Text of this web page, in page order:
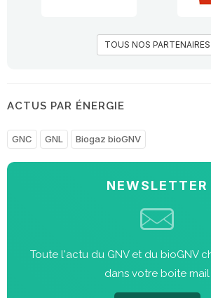
TOUS NOS PARTENAIRES
ACTUS PAR ÉNERGIE
GNC GNL Biogaz bioGNV
NEWSLETTER
Toute l'actu du GNV et du bioGNV
dans votre boite mail